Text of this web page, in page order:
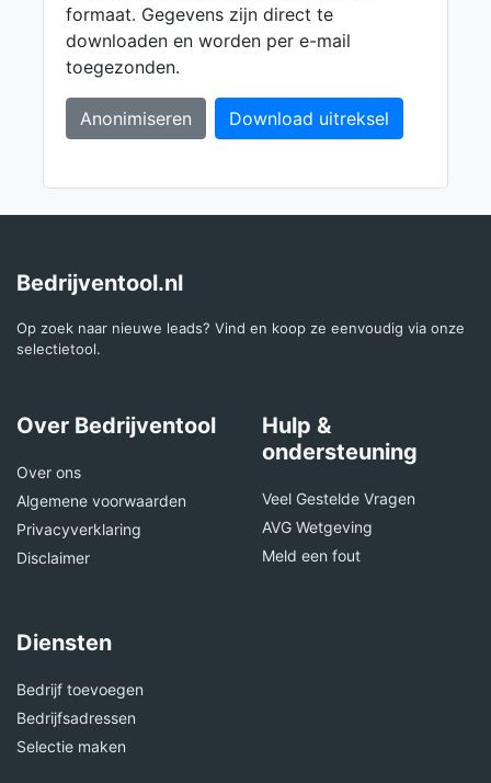
formaat. Gegevens zijn direct te
downloaden en worden per e-mail
toegezonden.
Anonimiseren Download uitreksel
Bedrijventool.nl
Op zoek naar nieuwe leads? Vind en koop ze eenvoudig via onze
selectietool.
Over Bedrijventool
Over ons
Algemene voorwaarden
Privacyverklaring
Disclaimer
Hulp &
ondersteuning
Veel Gestelde Vragen
AVG Wetgeving
Meld een fout
Diensten
Bedrijf toevoegen
Bedrijfsadressen
Selectie maken